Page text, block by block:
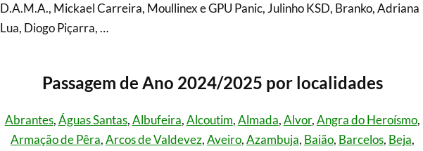
D.A.M.A., Mickael Carreira, Moullinex e GPU Panic, Julinho KSD, Branko, Adriana
Lua, Diogo Piçarra, …
Passagem de Ano 2024/2025 por localidades
Abrantes,Águas Santas,Albufeira,Alcoutim,Almada,Alvor,Angra do Heroísmo,
Armação de Pêra,Arcos de Valdevez,Aveiro,Azambuja, Baião, Barcelos, Beja,